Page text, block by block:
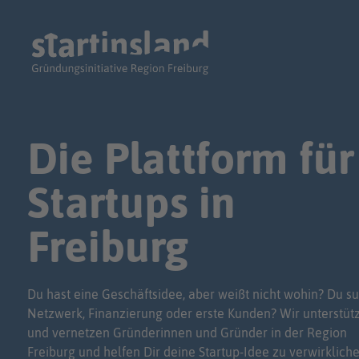
Die Plattform für
Startups in
Freiburg
Du hast eine Geschäftsidee, aber weißt nicht wohin? Du
Netzwerk, Finanzierung oder erste Kunden? Wir
und vernetzen Gründerinnen und Gründer in der Region
Freiburg und helfen Dir deine Startup-Idee zu